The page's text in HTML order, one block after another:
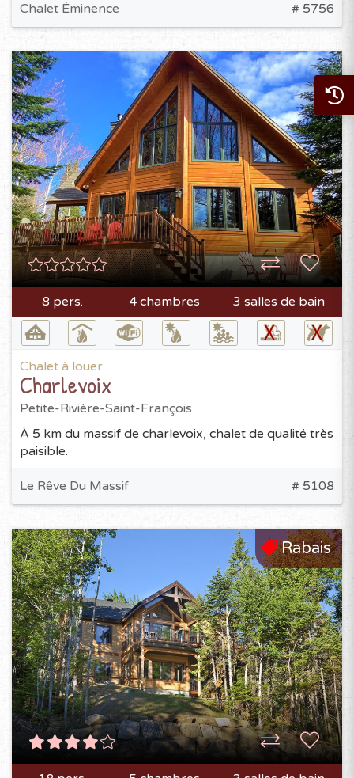
Chalet Éminence # 5756
8 pers. 4 chambres 3 salles de bain
Chalet à louer
Charlevoix
Petite-Rivière-Saint-François
À 5 km du massif de charlevoix, chalet de qualité très
paisible.
Le Rêve Du Massif # 5108
Rabais